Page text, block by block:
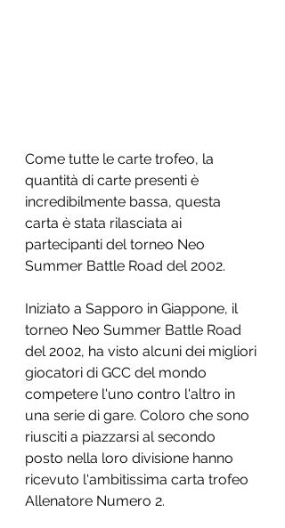
Come tutte le carte trofeo, la
quantità di carte presenti è
incredibilmente bassa, questa
carta è stata rilasciata ai
partecipanti del torneo Neo
Summer Battle Road del 2002.
Iniziato a Sapporo in Giappone, il
torneo Neo Summer Battle Road
del 2002, ha visto alcuni dei migliori
giocatori di GCC del mondo
competere l'uno contro l'altro in
una serie di gare. Coloro che sono
riusciti a piazzarsi al secondo
posto nella loro divisione hanno
ricevuto l'ambitissima carta trofeo
Allenatore Numero 2.